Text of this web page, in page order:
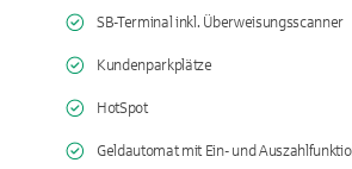
SB-Terminal inkl. Überweisungsscanner
Kundenparkplätze
HotSpot
Geldautomat mit Ein- und